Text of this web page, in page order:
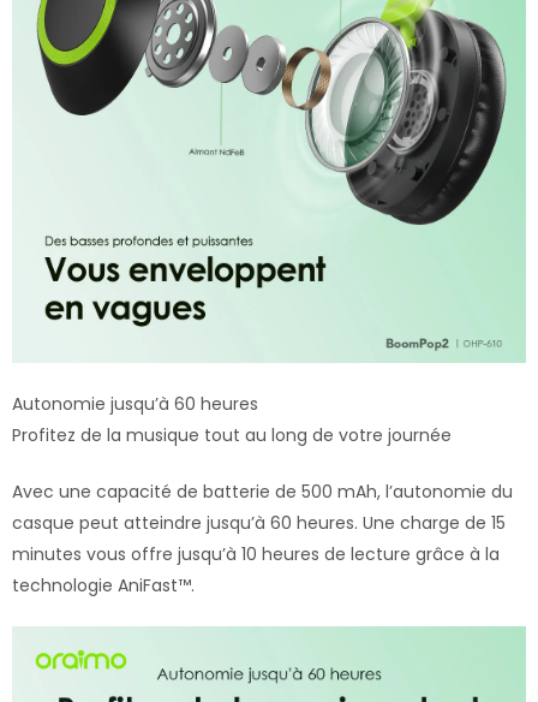
Autonomie jusqu’à 60 heures
Profitez de la musique tout au long de votre journée
Avec une capacité de batterie de 500 mAh, l’autonomie du
casque peut atteindre jusqu’à 60 heures. Une charge de 15
minutes vous offre jusqu’à 10 heures de lecture grâce à la
technologie AniFast™.